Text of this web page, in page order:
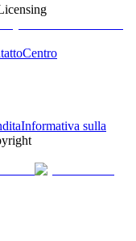
Centro
Informativa sulla